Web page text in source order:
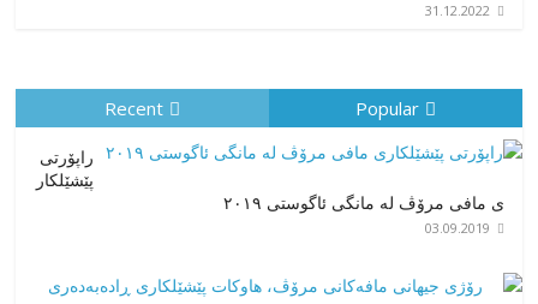
31.12.2022
Popular
Recent
راپۆرتی
پێشێلكار
ی مافی مرۆڤ له‌ مانگی ئاگوستی ٢٠١٩
03.09.2019